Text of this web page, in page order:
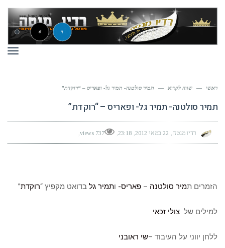
ראשי — שווה לקרוא — תמיר סולטנה- תמיר גל- ופאריס – “רוקדת”
תמיר סולטנה- תמיר גל- ופאריס – “רוקדת”
רדיו מנטה 22 במאי 2012 23:18
737 views
הזמרים תמיר סולטנה – פאריס- ותמיר גל בדואט מקפיץ “רוקדת”
למילים של צולי זכאי
ללחן יווני על העיבוד –שי ראובני